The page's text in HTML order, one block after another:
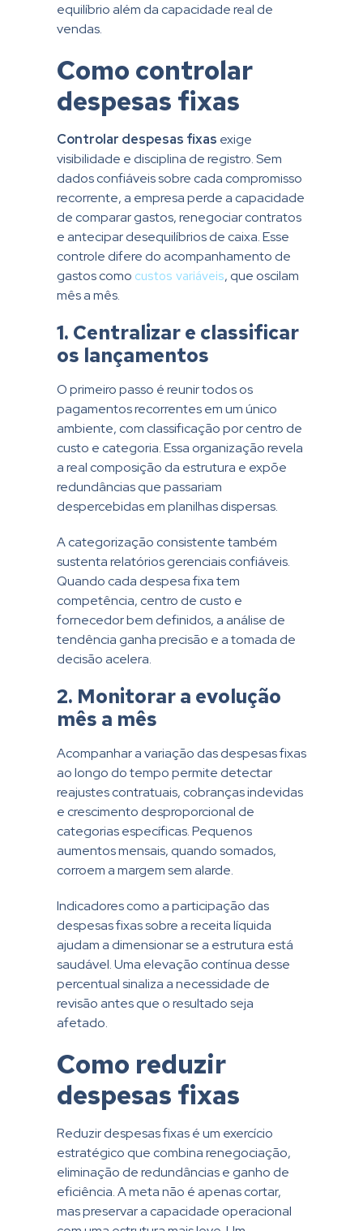
equilíbrio além da capacidade real de
vendas.
Como controlar
despesas fixas
Controlar despesas fixas exige
visibilidade e disciplina de registro. Sem
dados confiáveis sobre cada compromisso
recorrente, a empresa perde a capacidade
de comparar gastos, renegociar contratos
e antecipar desequilíbrios de caixa. Esse
controle difere do acompanhamento de
gastos como custos variáveis, que oscilam
mês a mês.
1. Centralizar e classificar
os lançamentos
O primeiro passo é reunir todos os
pagamentos recorrentes em um único
ambiente, com classificação por centro de
custo e categoria. Essa organização revela
a real composição da estrutura e expõe
redundâncias que passariam
despercebidas em planilhas dispersas.
A categorização consistente também
sustenta relatórios gerenciais confiáveis.
Quando cada despesa fixa tem
competência, centro de custo e
fornecedor bem definidos, a análise de
tendência ganha precisão e a tomada de
decisão acelera.
2. Monitorar a evolução
mês a mês
Acompanhar a variação das despesas fixas
ao longo do tempo permite detectar
reajustes contratuais, cobranças indevidas
e crescimento desproporcional de
categorias específicas. Pequenos
aumentos mensais, quando somados,
corroem a margem sem alarde.
Indicadores como a participação das
despesas fixas sobre a receita líquida
ajudam a dimensionar se a estrutura está
saudável. Uma elevação contínua desse
percentual sinaliza a necessidade de
revisão antes que o resultado seja
afetado.
Como reduzir
despesas fixas
Reduzir despesas fixas é um exercício
estratégico que combina renegociação,
eliminação de redundâncias e ganho de
eficiência. A meta não é apenas cortar,
mas preservar a capacidade operacional